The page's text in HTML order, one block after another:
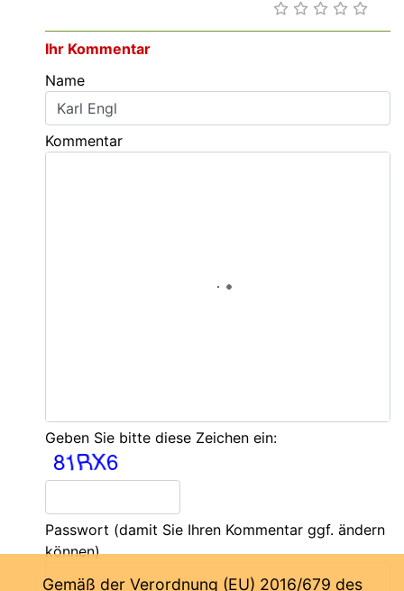
Ihr Kommentar
Name
Kommentar
Geben Sie bitte diese Zeichen ein:
Passwort (damit Sie Ihren Kommentar ggf. ändern
können)
Gemäß der Verordnung (EU) 2016/679 des